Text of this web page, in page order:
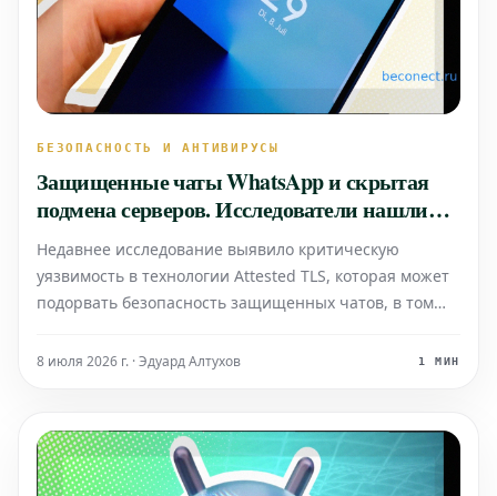
БЕЗОПАСНОСТЬ И АНТИВИРУСЫ
Защищенные чаты WhatsApp и скрытая
подмена серверов. Исследователи нашли
критическую уязвимость в Attested TLS
Недавнее исследование выявило критическую
уязвимость в технологии Attested TLS, которая может
подорвать безопасность защищенных чатов, в том
WhatsApp. Обнаруженная проблема позволяет
8 июля 2026 г. · Эдуард Алтухов 1 МИН